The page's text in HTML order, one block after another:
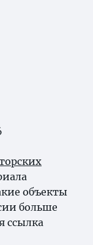
объекты
больше
ссылка